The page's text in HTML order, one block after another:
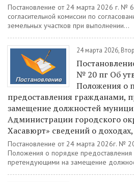
Постановление от 24 марта 2026 г. №
согласительной комиссии по
земельных участков при выполнении...
24 марта 2026,
№ 20 пг Об
Положения о
предоставления гражданами,
замещение должностей
Администрации городского
Хасавюрт» сведений о
Постановление от 24 марта 2026г. №
Положения о порядке предоставления
претендующими на замещение